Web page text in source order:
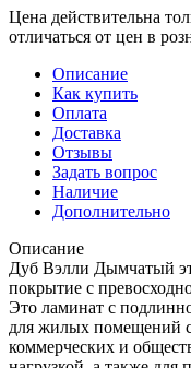
Цена действительна
отличаться от цен в
Описание
Как купить
Оплата
Доставка
Отзывы
Задать вопрос
Наличие
Дополнительно
Описание
Дуб Вэлли Дымчатый
покрытие с
Это ламинат c
для жилых помещений
коммерческих и